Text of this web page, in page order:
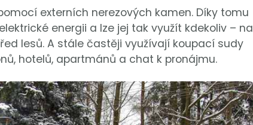
externích nerezových kamen. Díky tomu
energii a lze jej tak využít kdekoliv – na
lesů. A stále častěji využívají koupací sudy
hotelů, apartmánů a chat k pronájmu.